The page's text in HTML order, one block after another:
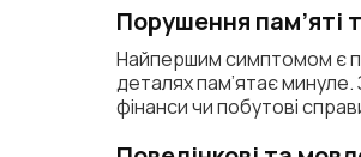
Порушення пам’яті
Найпершим симптомом є
деталях пам’ятає минуле.
фінанси чи побутові